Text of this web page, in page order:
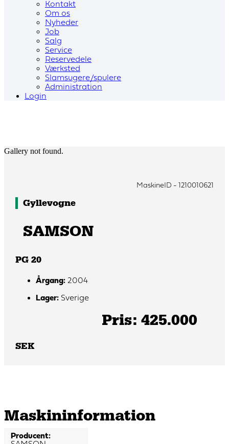
Kontakt
Om os
Nyheder
Job
Salg
Service
Reservedele
Værksted
Slamsugere/spulere
Administration
Login
Gallery not found.
MaskineID - 1210010621
Gyllevogne
SAMSON
PG 20
Årgang:2004
Lager:Sverige
Pris: 425.000
SEK
Maskin­information
Producent: